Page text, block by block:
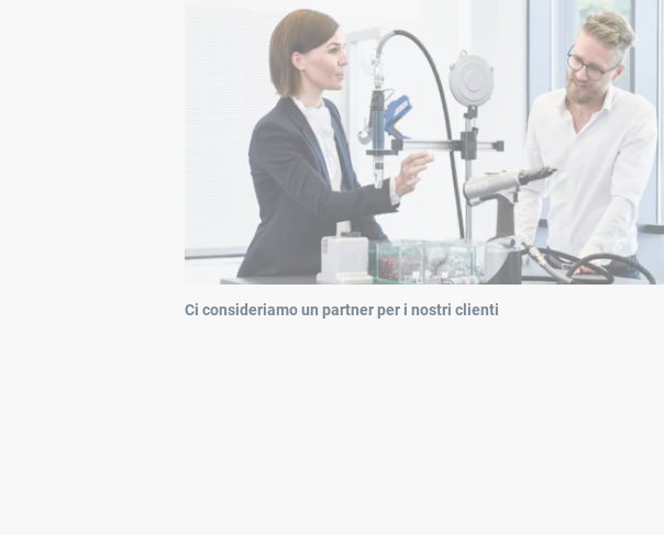
Ci consideriamo un partner per i nostri clienti